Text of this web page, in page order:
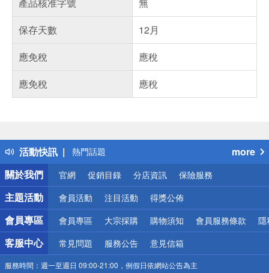
保存天數
12月
應免稅
應稅
應免稅
應稅
活動快訊
得獎公告
熱門話題
銀行優惠
偏遠地區配送
詐騙網頁！請小心！
more
關於我們
官網 促銷目錄 分店資訊 保險服務
主題活動 會員活動 注目活動 得獎公佈
會員專區 會員專區 大宗採購 購物須知 會員服務條款 隱
客服中心 常見問題 服務公告 意見信箱
服務時間： 週一至週日 09:00-21:00，例假日依網站公告為主